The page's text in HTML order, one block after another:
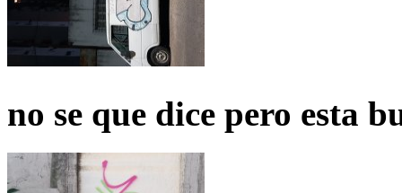
no se que dice pero esta